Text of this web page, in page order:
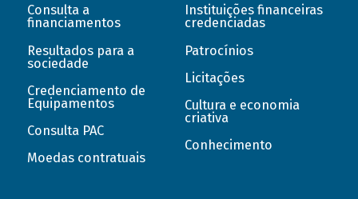
Consulta a
financiamentos
Resultados para a
sociedade
Credenciamento de
Equipamentos
Consulta PAC
Moedas contratuais
Instituições financeiras
credenciadas
Patrocínios
Licitações
Cultura e economia
criativa
Conhecimento